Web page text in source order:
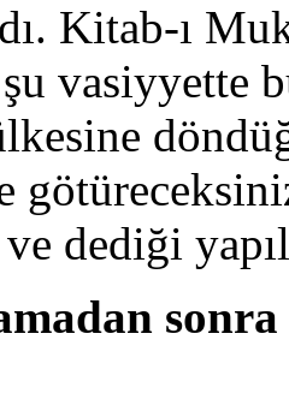
Kitab-ı
şu vasiyyette
ve dediği
sonra